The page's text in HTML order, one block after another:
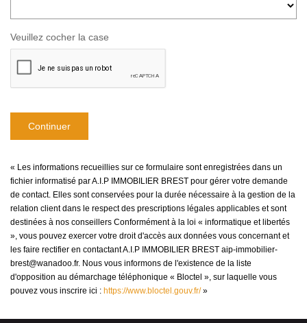
Veuillez cocher la case
Continuer
« Les informations recueillies sur ce formulaire sont enregistrées dans un
fichier informatisé par A.I.P IMMOBILIER BREST pour gérer votre demande
de contact. Elles sont conservées pour la durée nécessaire à la gestion de la
relation client dans le respect des prescriptions légales applicables et sont
destinées à nos conseillers Conformément à la loi « informatique et libertés
», vous pouvez exercer votre droit d'accès aux données vous concernant et
les faire rectifier en contactant A.I.P IMMOBILIER BREST aip-immobilier-
brest@wanadoo.fr. Nous vous informons de l'existence de la liste
d'opposition au démarchage téléphonique « Bloctel », sur laquelle vous
pouvez vous inscrire ici : https://www.bloctel.gouv.fr/»